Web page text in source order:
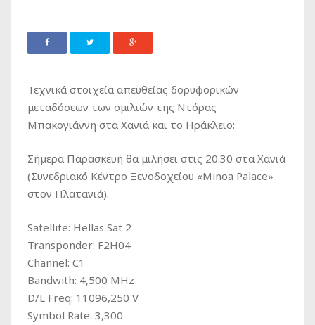
Τεχνικά στοιχεία απευθείας δορυφορικών
μεταδόσεων των ομιλιών της Ντόρας
Μπακογιάννη στα Χανιά και το Ηράκλειο:
Σήμερα Παρασκευή θα μιλήσει στις 20.30 στα Χανιά
(Συνεδριακό Κέντρο Ξενοδοχείου «Minoa Palace»
στον Πλατανιά).
Satellite: Hellas Sat 2
Transponder: F2H04
Channel: C1
Bandwith: 4,500 MHz
D/L Freq: 11096,250 V
Symbol Rate: 3,300